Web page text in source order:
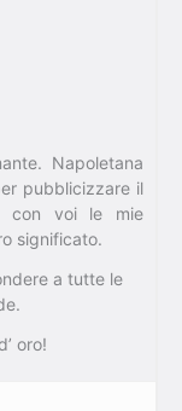
Napoletana
pubblicizzare il
con voi le mie
significato.
a tutte le
oro!